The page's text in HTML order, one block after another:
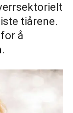
tiårene.
å